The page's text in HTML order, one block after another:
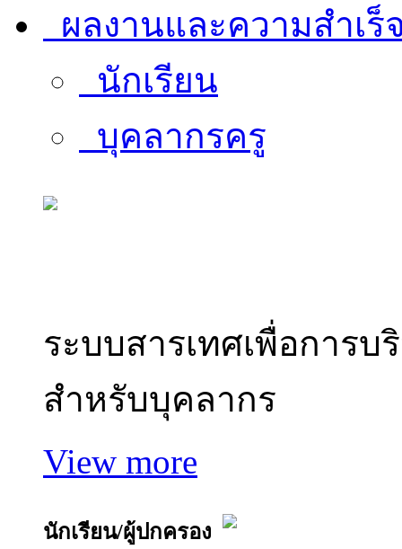
ผลงานและความสำเร็
นักเรียน
บุคลากรครู
ระบบสารเทศเพื่อการบ
สำหรับบุคลากร
View more
นักเรียน/ผู้ปกครอง